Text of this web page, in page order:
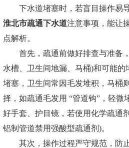
下水道堵塞时，若盲目操作易导
淮北市疏通下水道注意事项，能让
点解析。
首先，疏通前做好排查与准备，
水槽、卫生间地漏、马桶)和可能
堵塞，卫生间常因毛发堆积，马桶
择，如疏通毛发用 “管道钩”，轻微
好手套、护目镜，若使用化学疏通
铝制管道禁用强酸型疏通剂)。
其次，操作过程严守规范，防止